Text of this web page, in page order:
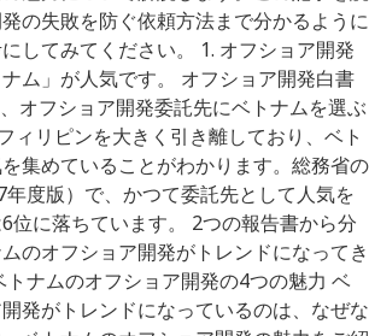
の失敗を防ぐ依頼方法まで分かるように
してみてください。 1. オフショア開発
ム」が人気です。 オフショア開発白書
オフショア開発委託先にベトナムを選ぶ
ィリピンを大きく引き離しており、ベト
集めていることがわかります。総務省の
度版）で、かつて委託先として人気を
位に落ちています。 2つの報告書から分
のオフショア開発がトレンドになってき
トナムのオフショア開発の4つの魅力 ベ
発がトレンドになっているのは、なぜな